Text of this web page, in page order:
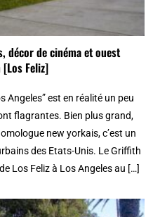
décor de cinéma et ouest
Feliz]
Angeles” est en réalité un peu
flagrantes. Bien plus grand,
new yorkais, c’est un
des Etats-Unis. Le Griffith
Los Feliz à Los Angeles au […]